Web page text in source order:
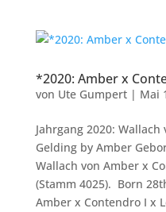
*2020: Amber x
von Ute Gumpert| Mai
Jahrgang 2020:
Gelding by Amber
Wallach von Amber x
(Stamm 4025). Born
Amber x Contendro I x